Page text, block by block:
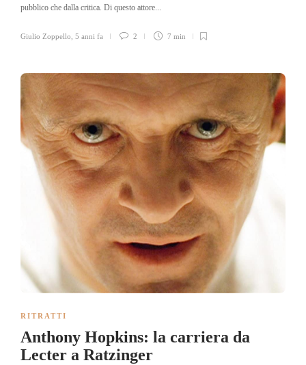
pubblico che dalla critica. Di questo attore...
Giulio Zoppello 5 anni fa 2 7 min
RITRATTI
Anthony Hopkins: la carriera da
Lecter a Ratzinger